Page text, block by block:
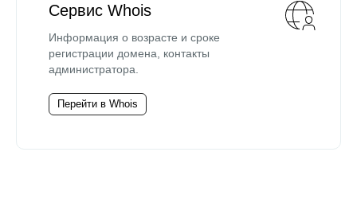
Сервис Whois
Информация о возрасте и сроке
регистрации домена, контакты
администратора.
Перейти в Whois